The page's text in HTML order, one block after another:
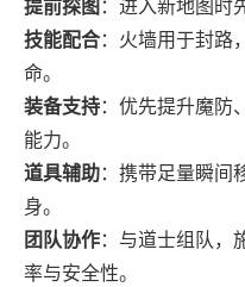
提前探图 ：进入新地图时
技能配合：火墙用于封路
命。
装备支持：优先提升魔防
能力。
道具辅助：携带足量瞬间
身。
团队协作：与道士组队，
率与安全性。